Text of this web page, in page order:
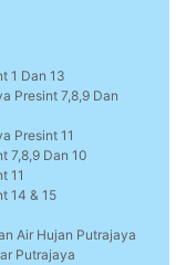
1 Dan 13
Presint 7,8,9 Dan
Presint 11
7,8,9 Dan 10
11
14 & 15
Air Hujan Putrajaya
Putrajaya